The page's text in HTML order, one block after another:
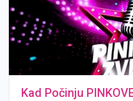
Kad Počinju